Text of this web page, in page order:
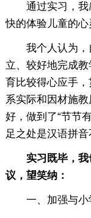
通过实习，我
快的体验儿童的心
我个人认为，
立、较好地完成
育比较得心应手
系实际和因材施
好，做到了“节节
足之处是汉语拼音
实习既毕，
议，望笑纳：
一、加强与小